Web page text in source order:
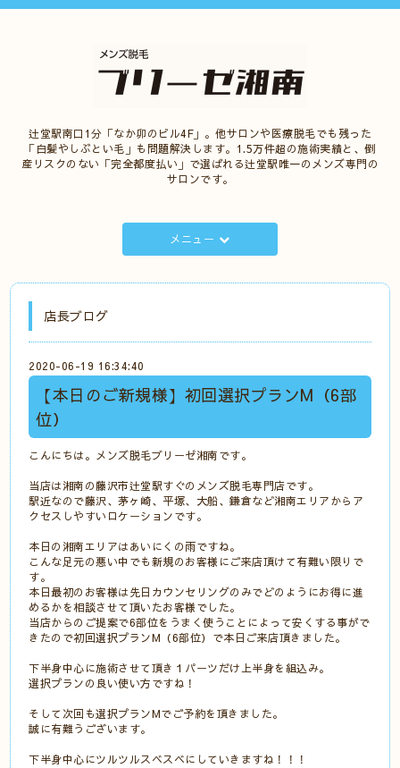
辻堂駅南口1分「なか卯のビル4F」。他サロンや医療脱毛でも残った
「白髪やしぶとい毛」も問題解決します。1.5万件超の施術実績と、倒
産リスクのない「完全都度払い」で選ばれる辻堂駅唯一のメンズ専門の
サロンです。
メニュー
店長ブログ
2020-06-19 16:34:40
【本日のご新規様】初回選択プランM（6部
位）
こんにちは。メンズ脱毛ブリーゼ湘南です。
当店は湘南の藤沢市辻堂駅すぐのメンズ脱毛専門店です。
駅近なので藤沢、茅ヶ崎、平塚、大船、鎌倉など湘南エリアからア
クセスしやすいロケーションです。
本日の湘南エリアはあいにくの雨ですね。
こんな足元の悪い中でも新規のお客様にご来店頂けて有難い限りで
す。
本日最初のお客様は先日カウンセリングのみでどのようにお得に進
めるかを相談させて頂いたお客様でした。
当店からのご提案で6部位をうまく使うことによって安くする事がで
きたので初回選択プランM（6部位）で本日ご来店頂きました。
下半身中心に施術させて頂き１パーツだけ上半身を組込み。
選択プランの良い使い方ですね！
そして次回も選択プランMでご予約を頂きました。
誠に有難うございます。
下半身中心にツルツルスベスベにしていきますね！！！